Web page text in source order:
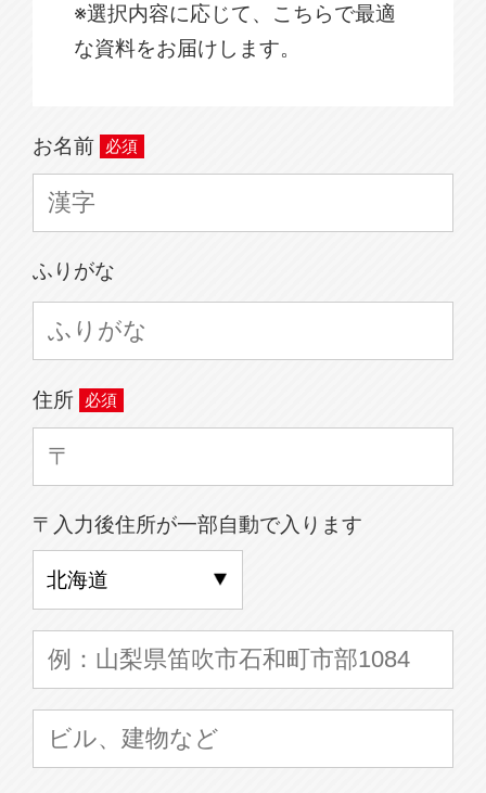
※選択内容に応じて、こちらで最適
な資料をお届けします。
お名前
ふりがな
住所
〒入力後住所が一部自動で入ります